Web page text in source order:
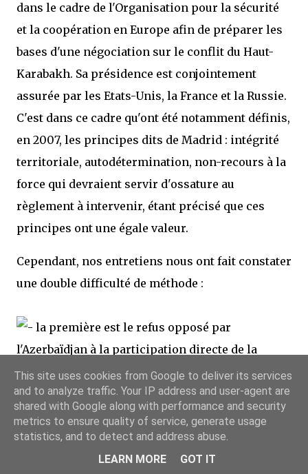
dans le cadre de l'Organisation pour la sécurité
et la coopération en Europe afin de préparer les
bases d'une négociation sur le conflit du Haut-
Karabakh. Sa présidence est conjointement
assurée par les Etats-Unis, la France et la Russie.
C'est dans ce cadre qu'ont été notamment définis,
en 2007, les principes dits de Madrid : intégrité
territoriale, autodétermination, non-recours à la
force qui devraient servir d'ossature au
règlement à intervenir, étant précisé que ces
principes ont une égale valeur.
Cependant, nos entretiens nous ont fait constater
une double difficulté de méthode :
la première est le refus opposé par
l'Azerbaïdjan à la participation directe de la
République du Haut-Karabakh aux négociations.
Nos interlocuteurs ont noté avec une satisfaction
compréhensible une certaine évolution du
groupe de Minsk et de ses co-présidents en
faveur de cette participation. Nous espérons
This site uses cookies from Google to deliver its services
and to analyze traffic. Your IP address and user-agent are
shared with Google along with performance and security
metrics to ensure quality of service, generate usage
statistics, and to detect and address abuse.
LEARN MORE
GOT IT